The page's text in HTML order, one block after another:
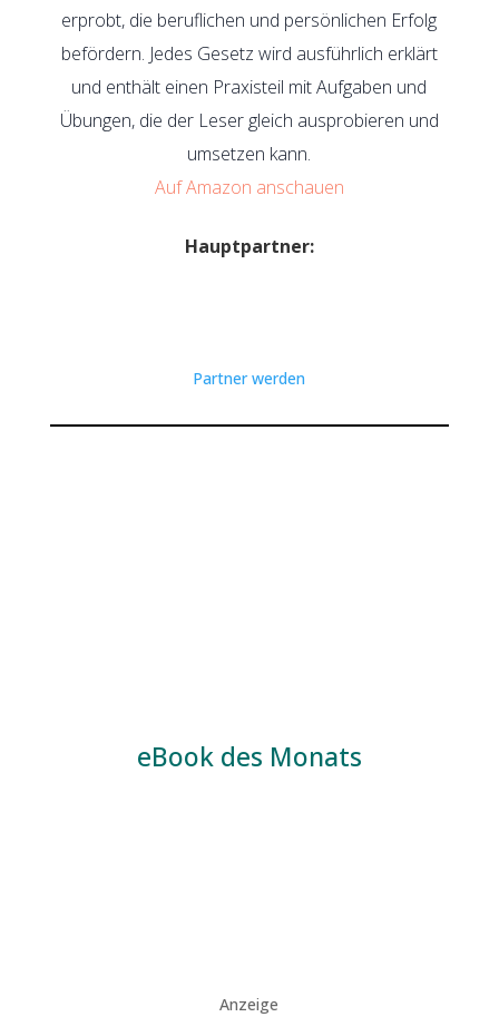
erprobt, die beruflichen und persönlichen Erfolg
befördern. Jedes Gesetz wird ausführlich erklärt
und enthält einen Praxisteil mit Aufgaben und
Übungen, die der Leser gleich ausprobieren und
umsetzen kann.
Auf Amazon anschauen
Hauptpartner:
Partner werden
eBook des Monats
Anzeige